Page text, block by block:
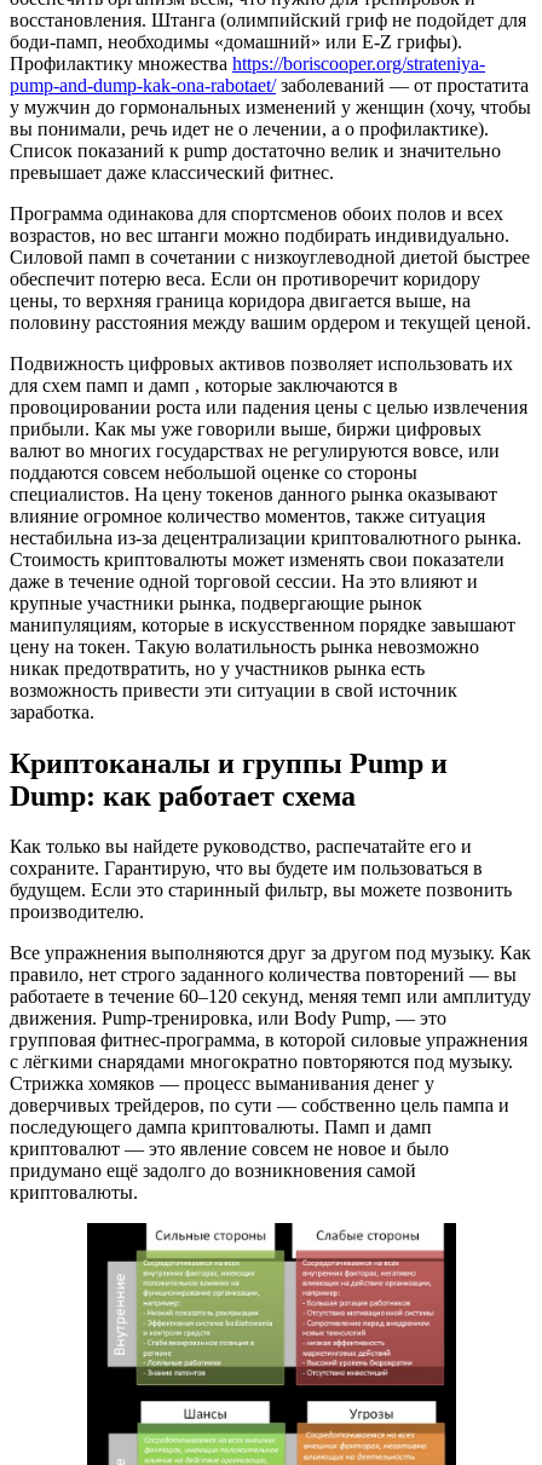
восстановления. Штанга (олимпийский гриф не подойдет для
боди-памп, необходимы «домашний» или E-Z грифы).
Профилактику множества https://boriscooper.org/strateniya-
pump-and-dump-kak-ona-rabotaet/заболеваний — от простатита
у мужчин до гормональных изменений у женщин (хочу, чтобы
вы понимали, речь идет не о лечении, а о профилактике).
Список показаний к pump достаточно велик и значительно
превышает даже классический фитнес.
Программа одинакова для спортсменов обоих полов и всех
возрастов, но вес штанги можно подбирать индивидуально.
Силовой памп в сочетании с низкоуглеводной диетой быстрее
обеспечит потерю веса. Если он противоречит коридору
цены, то верхняя граница коридора двигается выше, на
половину расстояния между вашим ордером и текущей ценой.
Подвижность цифровых активов позволяет использовать их
для схем памп и дамп , которые заключаются в
провоцировании роста или падения цены с целью извлечения
прибыли. Как мы уже говорили выше, биржи цифровых
валют во многих государствах не регулируются вовсе, или
поддаются совсем небольшой оценке со стороны
специалистов. На цену токенов данного рынка оказывают
влияние огромное количество моментов, также ситуация
нестабильна из-за децентрализации криптовалютного рынка.
Стоимость криптовалюты может изменять свои показатели
даже в течение одной торговой сессии. На это влияют и
крупные участники рынка, подвергающие рынок
манипуляциям, которые в искусственном порядке завышают
цену на токен. Такую волатильность рынка невозможно
никак предотвратить, но у участников рынка есть
возможность привести эти ситуации в свой источник
заработка.
Криптоканалы и группы Pump и
Dump: как работает схема
Как только вы найдете руководство, распечатайте его и
сохраните. Гарантирую, что вы будете им пользоваться в
будущем. Если это старинный фильтр, вы можете позвонить
производителю.
Все упражнения выполняются друг за другом под музыку. Как
правило, нет строго заданного количества повторений — вы
работаете в течение 60–120 секунд, меняя темп или амплитуду
движения. Pump‑тренировка, или Body Pump, — это
групповая фитнес‑программа, в которой силовые упражнения
с лёгкими снарядами многократно повторяются под музыку.
Стрижка хомяков — процесс выманивания денег у
доверчивых трейдеров, по сути — собственно цель пампа и
последующего дампа криптовалюты. Памп и дамп
криптовалют — это явление совсем не новое и было
придумано ещё задолго до возникновения самой
криптовалюты.